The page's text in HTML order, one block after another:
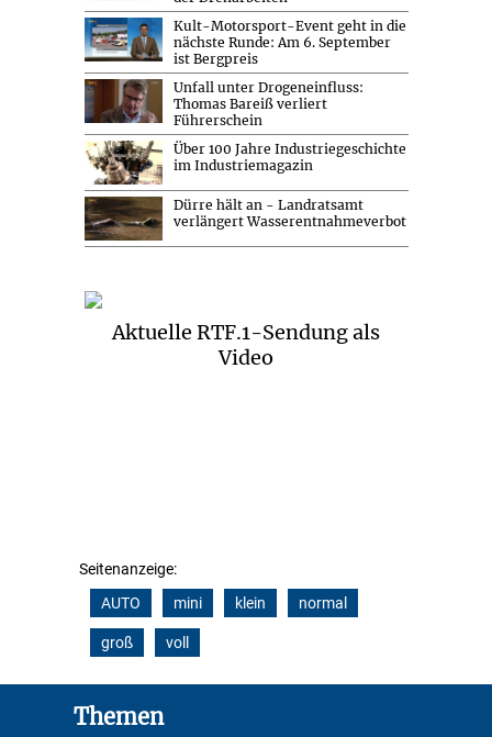
Kult-Motorsport-Event geht in die
nächste Runde: Am 6. September
ist Bergpreis
Unfall unter Drogeneinfluss:
Thomas Bareiß verliert
Führerschein
Über 100 Jahre Industriegeschichte
im Industriemagazin
Dürre hält an - Landratsamt
verlängert Wasserentnahmeverbot
Aktuelle RTF.1-Sendung als
Video
Seitenanzeige:
AUTO
mini klein normal
groß voll
Themen